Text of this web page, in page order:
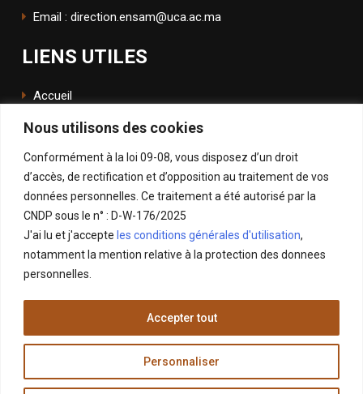
Nous utilisons des cookies
Conformément à la loi 09-08, vous disposez d’un droit
d’accès, de rectification et d’opposition au traitement de vos
données personnelles. Ce traitement a été autorisé par la
CNDP sous le n° : D-W-176/2025
J'ai lu et j'accepte les conditions générales d'utilisation,
notamment la mention relative à la protection des donnees
personnelles.
Personnaliser
Accepter tout
Email : direction.ensam@uca.ac.ma
LIENS UTILES
Accueil
L'école
ENSApp
SUIVEZ NOUS
Facebook
Instagram
X